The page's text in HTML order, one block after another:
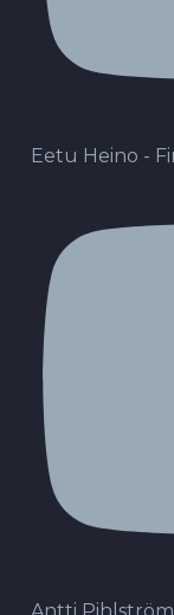
Eetu Heino -
Antti